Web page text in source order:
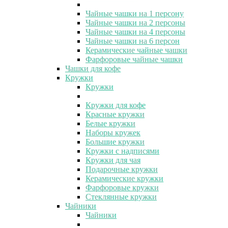
Чайные чашки на 1 персону
Чайные чашки на 2 персоны
Чайные чашки на 4 персоны
Чайные чашки на 6 персон
Керамические чайные чашки
Фарфоровые чайные чашки
Чашки для кофе
Кружки
Кружки
Кружки для кофе
Красные кружки
Белые кружки
Наборы кружек
Большие кружки
Кружки с надписями
Кружки для чая
Подарочные кружки
Керамические кружки
Фарфоровые кружки
Стеклянные кружки
Чайники
Чайники